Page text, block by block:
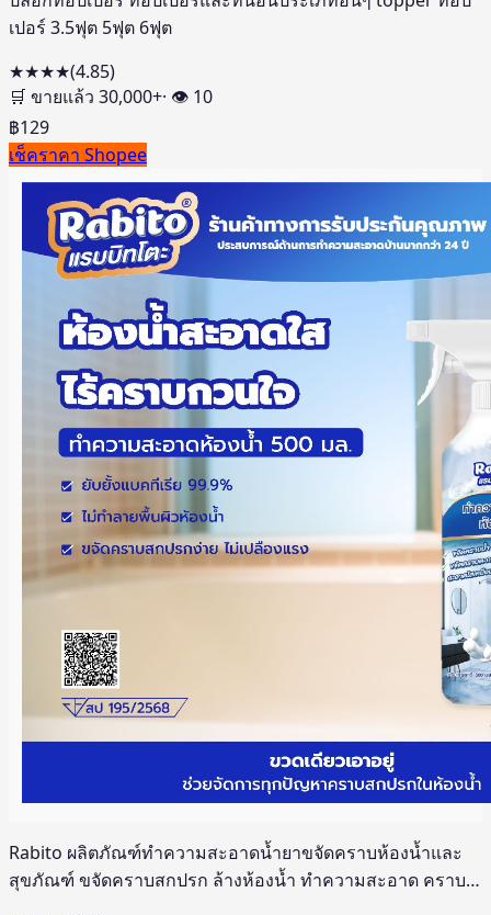
เปอร์ 3.5ฟุต 5ฟุต 6ฟุต
★★★★(4.85)
🛒 ขายแล้ว 30,000+· 👁 10
฿129
เช็คราคา Shopee
Rabito ผลิตภัณฑ์ทำความสะอาดน้ำยาขจัดคราบห้องน้ำและ
สุขภัณฑ์ ขจัดคราบสกปรก ล้างห้องน้ำ ทำความสะอาด คราบ